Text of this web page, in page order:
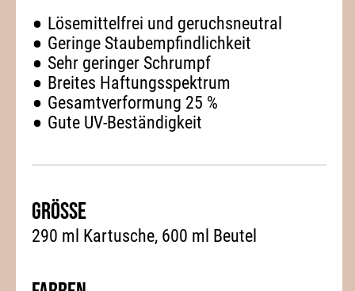
Lösemittelfrei und geruchsneutral
Geringe Staubempfindlichkeit
Sehr geringer Schrumpf
Breites Haftungsspektrum
Gesamtverformung 25 %
Gute UV-Beständigkeit
Grösse
290 ml Kartusche, 600 ml Beutel